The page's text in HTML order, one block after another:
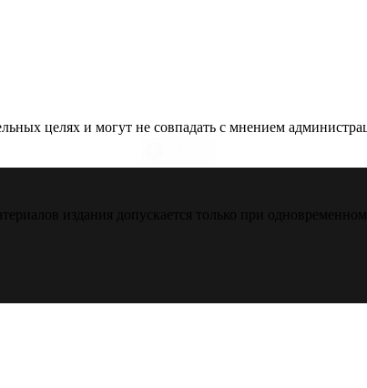
целях и могут не совпадать с мнением
издания допускается только при